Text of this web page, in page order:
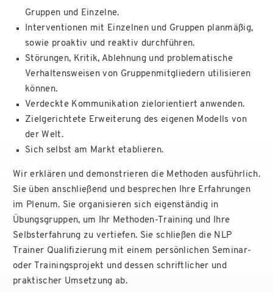
Gruppen und Einzelne.
Interventionen mit Einzelnen und Gruppen planmäßig,
sowie proaktiv und reaktiv durchführen.
Störungen, Kritik, Ablehnung und problematische
Verhaltensweisen von Gruppenmitgliedern utilisieren
können.
Verdeckte Kommunikation zielorientiert anwenden.
Zielgerichtete Erweiterung des eigenen Modells von
der Welt.
Sich selbst am Markt etablieren.
Wir erklären und demonstrieren die Methoden ausführlich.
Sie üben anschließend und besprechen Ihre Erfahrungen
im Plenum. Sie organisieren sich eigenständig in
Übungsgruppen, um Ihr Methoden-Training und Ihre
Selbsterfahrung zu vertiefen. Sie schließen die NLP
Trainer Qualifizierung mit einem persönlichen Seminar-
oder Trainingsprojekt und dessen schriftlicher und
praktischer Umsetzung ab.